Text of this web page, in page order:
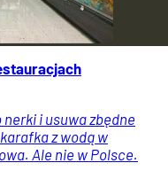
i usuwa zbędne
z wodą w
Ale nie w Polsce.